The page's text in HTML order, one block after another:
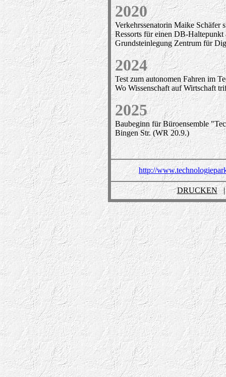
2020
Verkehrssenatorin Maike Schäfer
Ressorts für einen DB-
Grundsteinlegung Zentrum für
2024
Test zum autonomen Fahren im
Wo Wissenschaft auf Wirtschaft
2025
Baubeginn für Büroensemble
Bingen Str. (WR 20.9.)
http://
DRUCKEN